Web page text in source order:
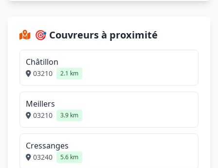
🎯 Couvreurs à proximité
Châtillon
03210 2.1 km
Meillers
03210 3.9 km
Cressanges
03240 5.6 km